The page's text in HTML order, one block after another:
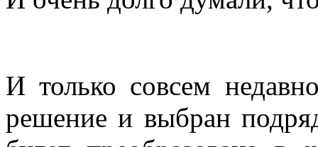
И только совсем
решение и выбран